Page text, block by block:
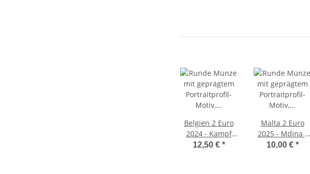
Belgien 2 Euro
2024 - Kampf
gegen Krebs - in
12,50 € *
Malta 2 Euro
2025 - Mdina -
unc
10,00 € *